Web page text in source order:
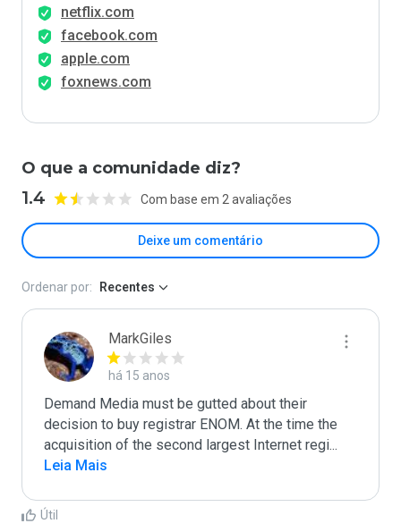
netflix.com
facebook.com
apple.com
foxnews.com
O que a comunidade diz?
1.4 Com base em 2 avaliações
Deixe um comentário
Ordenar por: Recentes
MarkGiles
há 15 anos
Demand Media must be gutted about their
decision to buy registrar ENOM. At the time the
acquisition of the second largest Internet regi...
Leia Mais
Útil